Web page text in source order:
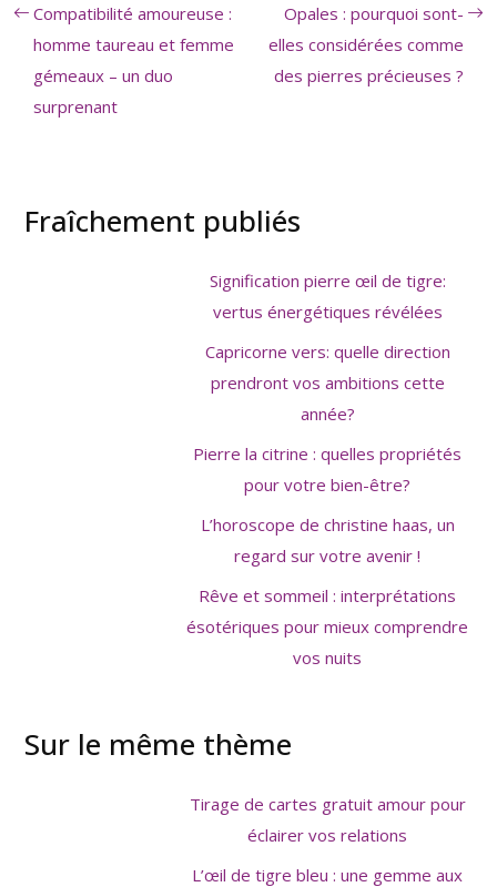
Compatibilité amoureuse :
homme taureau et femme
gémeaux – un duo
surprenant
Opales : pourquoi sont-
elles considérées comme
des pierres précieuses ?
Fraîchement publiés
Signification pierre œil de tigre:
vertus énergétiques révélées
Capricorne vers: quelle direction
prendront vos ambitions cette
année?
Pierre la citrine : quelles propriétés
pour votre bien-être?
L’horoscope de christine haas, un
regard sur votre avenir !
Rêve et sommeil : interprétations
ésotériques pour mieux comprendre
vos nuits
Sur le même thème
Tirage de cartes gratuit amour pour
éclairer vos relations
L’œil de tigre bleu : une gemme aux